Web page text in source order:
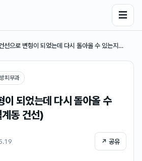
☰
선으로 변형이 되었는데 다시 돌아올 수 있는지…
피부과
이 되었는데 다시 돌아올 수
동 건선)
↗ 공유